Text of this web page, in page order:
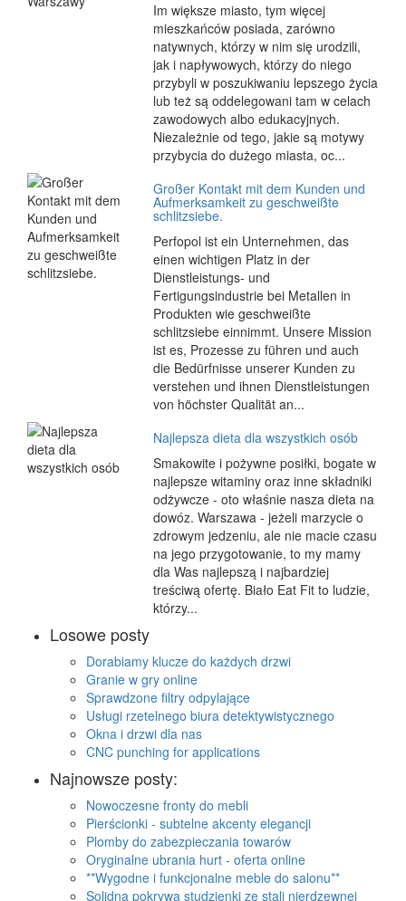
Im większe miasto, tym więcej
mieszkańców posiada, zarówno
natywnych, którzy w nim się urodzili,
jak i napływowych, którzy do niego
przybyli w poszukiwaniu lepszego życia
lub też są oddelegowani tam w celach
zawodowych albo edukacyjnych.
Niezależnie od tego, jakie są motywy
przybycia do dużego miasta, oc...
Großer Kontakt mit dem Kunden und
Aufmerksamkeit zu geschweißte
schlitzsiebe.
Perfopol ist ein Unternehmen, das
einen wichtigen Platz in der
Dienstleistungs- und
Fertigungsindustrie bei Metallen in
Produkten wie geschweißte
schlitzsiebe einnimmt. Unsere Mission
ist es, Prozesse zu führen und auch
die Bedürfnisse unserer Kunden zu
verstehen und ihnen Dienstleistungen
von höchster Qualität an...
Najlepsza dieta dla wszystkich osób
Smakowite i pożywne posiłki, bogate w
najlepsze witaminy oraz inne składniki
odżywcze - oto właśnie nasza dieta na
dowóz. Warszawa - jeżeli marzycie o
zdrowym jedzeniu, ale nie macie czasu
na jego przygotowanie, to my mamy
dla Was najlepszą i najbardziej
treściwą ofertę. Biało Eat Fit to ludzie,
którzy...
Losowe posty
Dorabiamy klucze do każdych drzwi
Granie w gry online
Sprawdzone filtry odpylające
Usługi rzetelnego biura detektywistycznego
Okna i drzwi dla nas
CNC punching for applications
Najnowsze posty:
Nowoczesne fronty do mebli
Pierścionki - subtelne akcenty elegancji
Plomby do zabezpieczania towarów
Oryginalne ubrania hurt - oferta online
**Wygodne i funkcjonalne meble do salonu**
Solidna pokrywa studzienki ze stali nierdzewnej